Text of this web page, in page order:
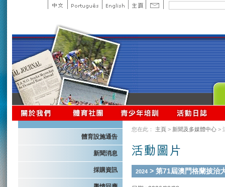
體育設施通告
新聞消息
採購資訊
您在此： 主頁 > 新聞及多媒體中心 >
2024 > 第71屆澳門格蘭披治